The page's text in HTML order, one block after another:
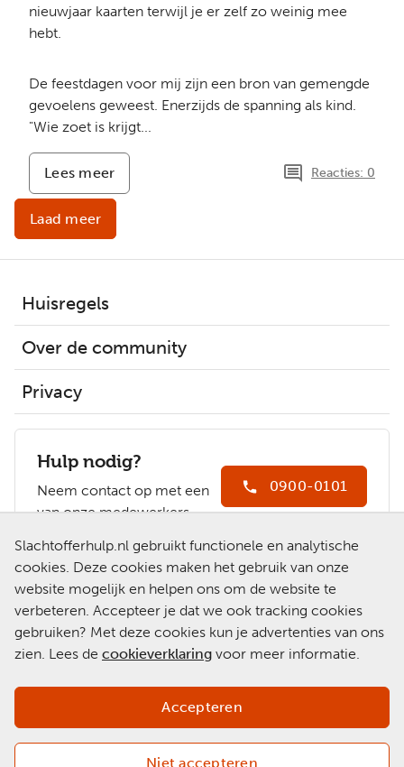
Slachtofferhulp.nl gebruikt functionele en analytische
cookies. Deze cookies maken het gebruik van onze
website mogelijk en helpen ons om de website te
verbeteren. Accepteer je dat we ook tracking cookies
gebruiken? Met deze cookies kun je advertenties van ons
zien. Lees de cookieverklaring voor meer informatie.
Niet accepteren
Accepteren
nieuwjaar kaarten terwijl je er zelf zo weinig mee
hebt.
De feestdagen voor mij zijn een bron van gemengde
gevoelens geweest. Enerzijds de spanning als kind.
"Wie zoet is krijgt...
Lees meer
Feestdagen
Reacties: 0
Laad meer
Huisregels
Over de community
Privacy
Hulp nodig?
Neem contact op met een
van onze medewerkers.
0900-0101
Slachtofferhulp.nl
Chat met een
medewerker